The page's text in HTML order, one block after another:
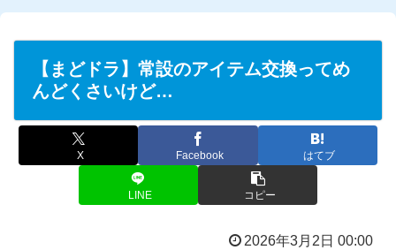
u
t
e
【まどドラ】常設のアイテム交換ってめ
んどくさいけど…
X Facebook はてブ
LINE コピー
2026年3月2日 00:00